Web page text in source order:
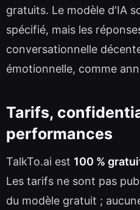
gratuits. Le modèle d'IA
spécifié, mais les
conversationnelle
émotionnelle, comme
Tarifs,
performances
TalkTo.ai est 100 %
Les tarifs ne sont pas
du modèle gratuit ;